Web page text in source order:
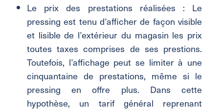
Le prix des prestations réalisées : Le
pressing est tenu d’afficher de façon visible
et lisible de l’extérieur du magasin les prix
toutes taxes comprises de ses prestions.
Toutefois, l’affichage peut se limiter à une
cinquantaine de prestations, même si le
pressing en offre plus. Dans cette
hypothèse, un tarif général reprenant